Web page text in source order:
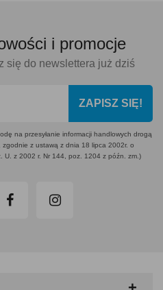
i promocje
się do newslettera już dziś
ZAPISZ SIĘ!
na przesyłanie informacji handlowych drogą
z ustawą z dnia 18 lipca 2002r. o
U. z 2002 r. Nr 144, poz. 1204 z późn. zm.)